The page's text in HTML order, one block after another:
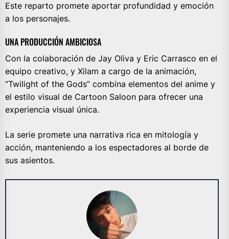
Este reparto promete aportar profundidad y emoción
a los personajes.
UNA PRODUCCIÓN AMBICIOSA
Con la colaboración de Jay Oliva y Eric Carrasco en el
equipo creativo, y Xilam a cargo de la animación,
“Twilight of the Gods” combina elementos del anime y
el estilo visual de Cartoon Saloon para ofrecer una
experiencia visual única.
La serie promete una narrativa rica en mitología y
acción, manteniendo a los espectadores al borde de
sus asientos.